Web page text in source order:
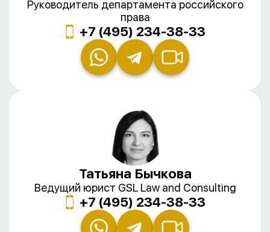
Руководитель департамента российского
права
+7 (495) 234-38-33
Татьяна Бычкова
Ведущий юрист GSL Law and Consulting
+7 (495) 234-38-33